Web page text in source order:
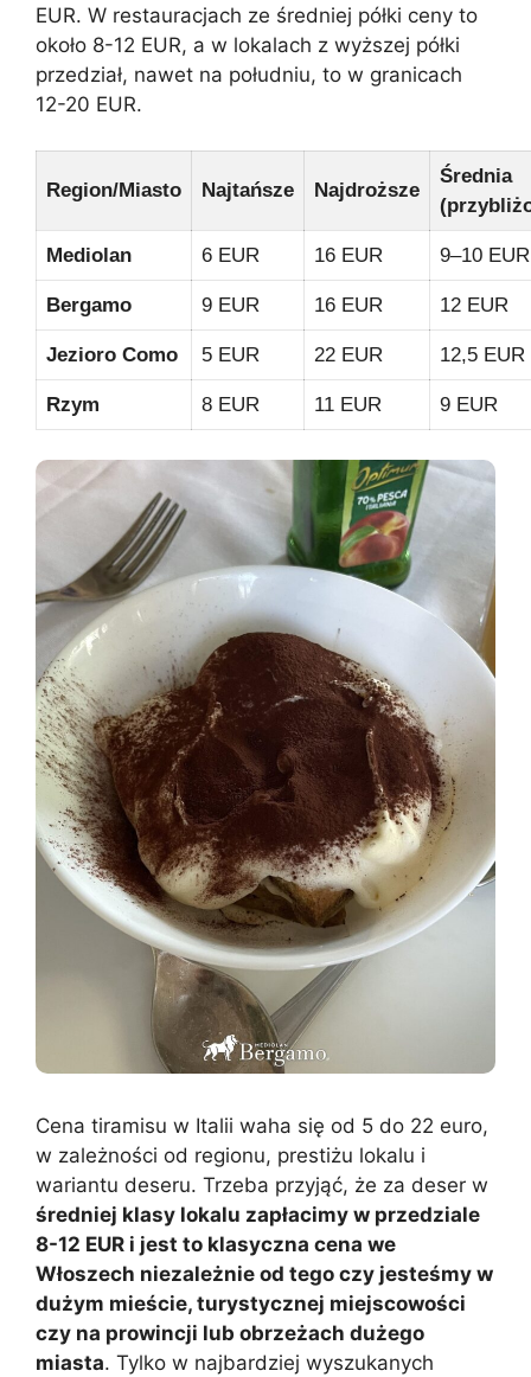
EUR. W restauracjach ze średniej półki ceny to
około 8-12 EUR, a w lokalach z wyższej półki
przedział, nawet na południu, to w granicach
12-20 EUR.
Region/Miasto Najtańsze Najdroższe
Średnia
Mediolan 6 EUR 16 EUR 9–10 EUR
Bergamo 9 EUR 16 EUR 12 EUR
Jezioro Como 5 EUR 22 EUR 12,5 EUR
Rzym 8 EUR 11 EUR 9 EUR
Cena tiramisu w Italii waha się od 5 do 22 euro,
w zależności od regionu, prestiżu lokalu i
wariantu deseru. Trzeba przyjąć, że za deser w
średniej klasy lokalu zapłacimy w przedziale
8-12 EUR i jest to klasyczna cena we
Włoszech niezależnie od tego czy jesteśmy w
dużym mieście, turystycznej miejscowości
czy na prowincji lub obrzeżach dużego
miasta. Tylko w najbardziej wyszukanych